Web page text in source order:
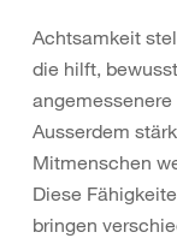
Achtsamkeit
die hilft,
Ausserdem
Mitmenschen
Diese
bringen